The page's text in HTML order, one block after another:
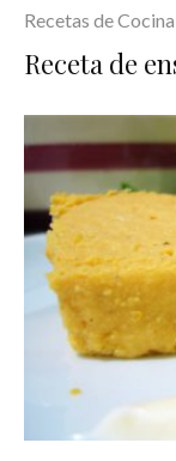
Recetas de Cocina
Receta de